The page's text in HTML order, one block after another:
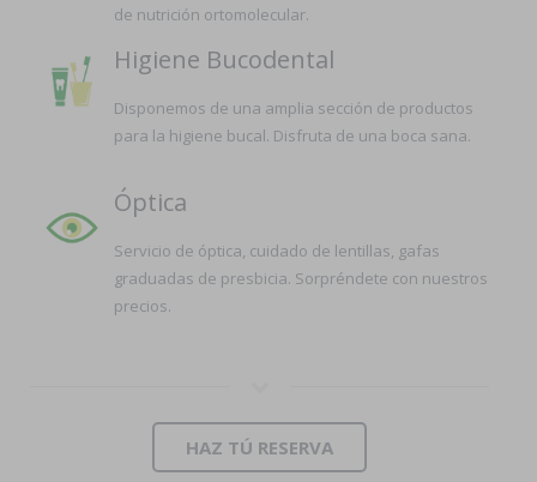
de nutrición ortomolecular.
Higiene Bucodental
Disponemos de una amplia sección de productos
para la higiene bucal. Disfruta de una boca sana.
Óptica
Servicio de óptica, cuidado de lentillas, gafas
graduadas de presbicia. Sorpréndete con nuestros
precios.
HAZ TÚ RESERVA